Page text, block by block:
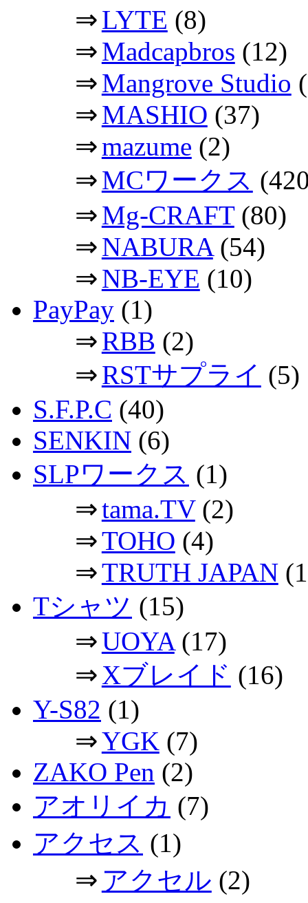
⇒LYTE (8)
⇒Madcapbros (12)
⇒Mangrove Studio
⇒MASHIO (37)
⇒mazume (2)
⇒MCワークス
⇒Mg-CRAFT(80)
⇒NABURA(54)
⇒NB-EYE (10)
PayPay (1)
⇒RBB (2)
⇒RSTサプライ (5)
S.F.P.C (40)
SENKIN (6)
SLPワークス (1)
⇒tama.TV(2)
⇒TOHO (4)
⇒TRUTH JAPAN
Tシャツ (15)
⇒UOYA(17)
⇒Xブレイド (16)
Y-S82 (1)
⇒YGK (7)
ZAKO Pen (2)
アオリイカ (7)
アクセス (1)
⇒ アクセル (2)